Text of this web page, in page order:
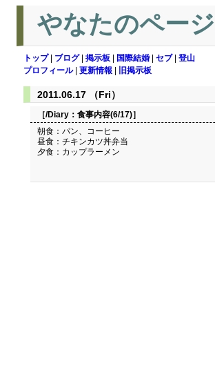
やなたのページ
トップ| ブログ| 掲示板 国際結婚 セブ| 登山
プロフィール| 更新情報 旧掲示板
2011.06.17 （Fri）
［/Diary： 食事内容(6/17)］
朝食：パン、コーヒー
昼食：チキンカツ丼弁当
夕食：カップラーメン